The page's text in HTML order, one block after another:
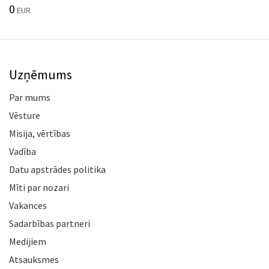
0 EUR
Uzņēmums
Par mums
Vēsture
Misija, vērtības
Vadība
Datu apstrādes politika
Mīti par nozari
Vakances
Sadarbības partneri
Medijiem
Atsauksmes